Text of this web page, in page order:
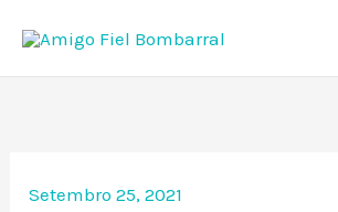
Setembro 25, 2021